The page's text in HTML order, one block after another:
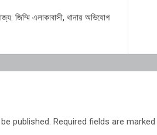
জিম্মি এলাকাবাসী, থানায় অভিযোগ
published. Required fields are marked